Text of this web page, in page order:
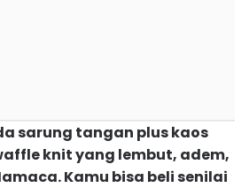
sarung tangan plus kaos
knit yang lembut, adem,
Kamu bisa beli senilai